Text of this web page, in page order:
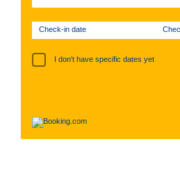
Check-in date
I don't have specific dates yet